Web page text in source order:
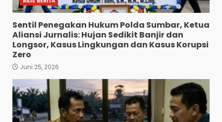
Sentil Penegakan Hukum Polda Sumbar, Ketua
Aliansi Jurnalis: Hujan Sedikit Banjir dan
Longsor, Kasus Lingkungan dan Kasus Korupsi
Zero
Juni 25, 2026